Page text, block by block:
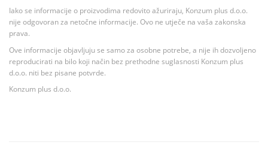
Iako se informacije o proizvodima redovito ažuriraju, Konzum plus d.o.o.
nije odgovoran za netočne informacije. Ovo ne utječe na vaša zakonska
prava.
Ove informacije objavljuju se samo za osobne potrebe, a nije ih dozvoljeno
reproducirati na bilo koji način bez prethodne suglasnosti Konzum plus
d.o.o. niti bez pisane potvrde.
Konzum plus d.o.o.